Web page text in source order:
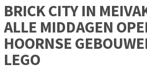
BRICK CITY IN
ALLE MIDDAGEN
HOORNSE
LEGO